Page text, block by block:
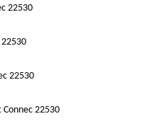
22530
22530
22530